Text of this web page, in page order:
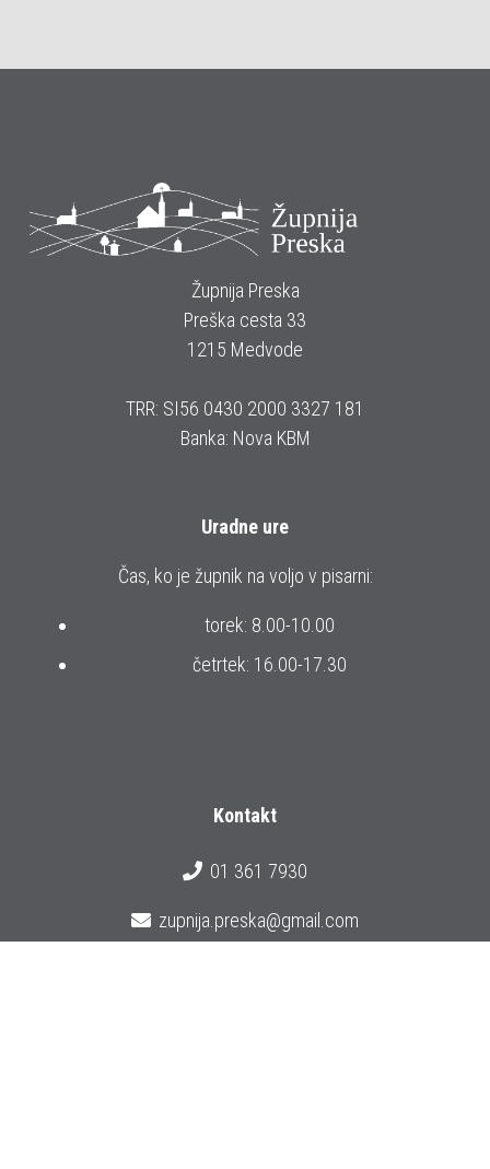
Župnija Preska
Preška cesta 33
1215 Medvode
TRR: SI56 0430 2000 3327 181
Banka: Nova KBM
Uradne ure
Čas, ko je župnik na voljo v pisarni:
torek: 8.00-10.00
četrtek: 16.00-17.30
Kontakt
01 361 7930
zupnija.preska@gmail.com